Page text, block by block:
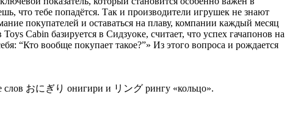
что тебе попадётся. Так и производители игрушек не знают
покупателей и оставаться на плаву, компании каждый месяц
Cabin базируется в Сидзуоке, считает, что успех гачапонов на
“Кто вообще покупает такое?”» Из этого вопроса и рождается
слов おにぎり онигири и リング рингу «кольцо».